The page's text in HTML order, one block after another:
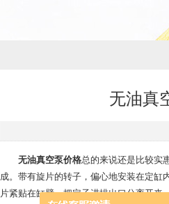
无油真
无油真空泵价格总的来说还是比较实
成。带有旋片的转子，偏心地安装在定缸
片紧贴在缸壁，把定子进排出口分离开来